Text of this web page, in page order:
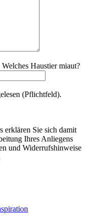
Welches Haustier miaut?
(Pflichtfeld).
erklären Sie sich damit
Ihres Anliegens
und Widerrufshinweise